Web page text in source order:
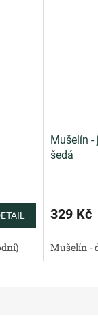
Bavlněné plátno
Mušelín -
šedá
329 Kč
Mušelín -